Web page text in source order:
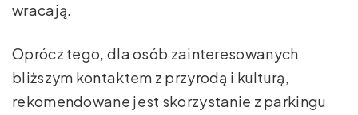
wracają.
Oprócz tego, dla osób zainteresowanych
bliższym kontaktem z przyrodą i kulturą,
rekomendowane jest skorzystanie z parkingu